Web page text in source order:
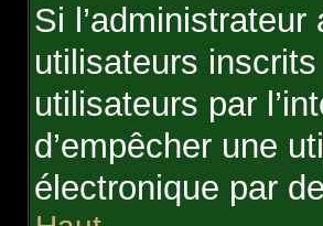
Si
utilisateurs
utilisateurs par
d’empêcher une
électronique par